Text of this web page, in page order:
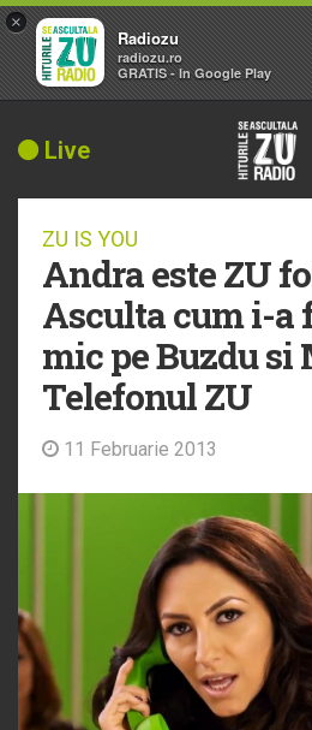
Live
ZU IS YOU
Andra este ZU
Asculta cum i-a
mic pe Buzdu si
Telefonul ZU
11 Februarie 2013
×
Radiozu
radiozu.ro
GRATIS - In Google Play